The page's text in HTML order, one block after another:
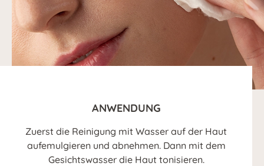
ANWENDUNG
Zuerst die Reinigung mit Wasser auf der Haut
aufemulgieren und abnehmen. Dann mit dem
Gesichtswasser die Haut tonisieren.